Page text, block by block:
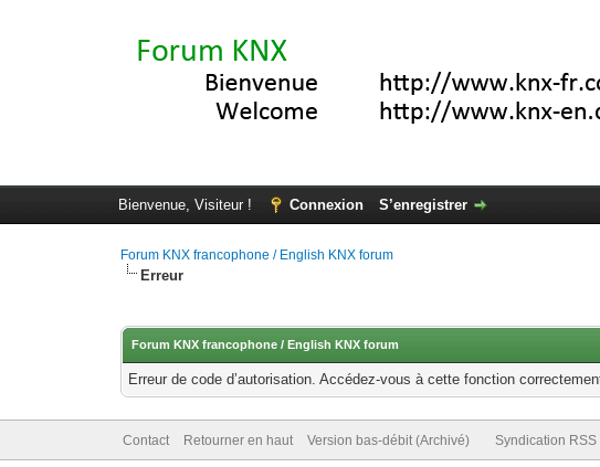
Bienvenue, Visiteur ! Connexion S’enregistrer
Forum KNX francophone / English KNX forum
Erreur
Forum KNX francophone / English KNX forum
Erreur de code d’autorisation. Accédez-vous à cette fonction
Contact Retourner en haut Version bas-débit (Archivé) Syndication RSS